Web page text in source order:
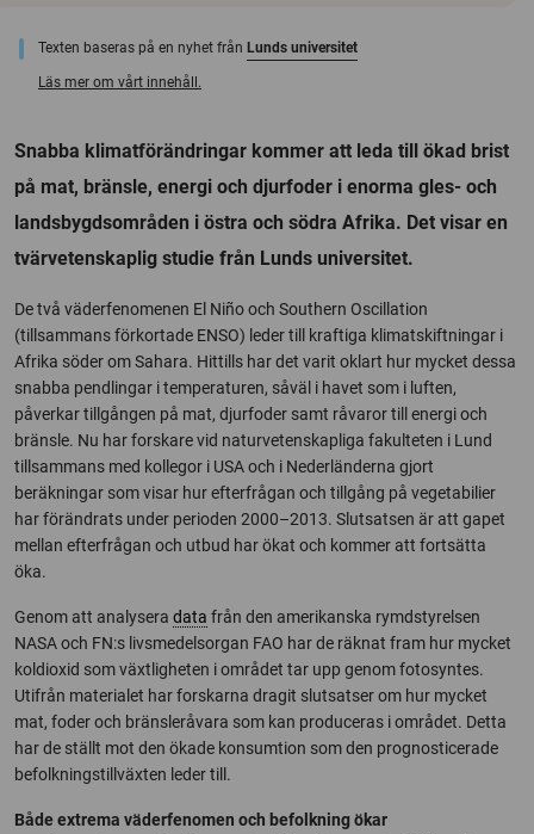
Texten baseras på en nyhet från Lunds universitet
Läs mer om vårt innehåll.
Snabba klimatförändringar kommer att leda till ökad brist
på mat, bränsle, energi och djurfoder i enorma gles- och
landsbygdsområden i östra och södra Afrika. Det visar en
tvärvetenskaplig studie från Lunds universitet.
De två väderfenomenen El Niño och Southern Oscillation
(tillsammans förkortade ENSO) leder till kraftiga klimatskiftningar i
Afrika söder om Sahara. Hittills har det varit oklart hur mycket dessa
snabba pendlingar i temperaturen, såväl i havet som i luften,
påverkar tillgången på mat, djurfoder samt råvaror till energi och
bränsle. Nu har forskare vid naturvetenskapliga fakulteten i Lund
tillsammans med kollegor i USA och i Nederländerna gjort
beräkningar som visar hur efterfrågan och tillgång på vegetabilier
har förändrats under perioden 2000–2013. Slutsatsen är att gapet
mellan efterfrågan och utbud har ökat och kommer att fortsätta
öka.
Genom att analysera data från den amerikanska rymdstyrelsen
NASA och FN:s livsmedelsorgan FAO har de räknat fram hur mycket
koldioxid som växtligheten i området tar upp genom fotosyntes.
Utifrån materialet har forskarna dragit slutsatser om hur mycket
mat, foder och bränsleråvara som kan produceras i området. Detta
har de ställt mot den ökade konsumtion som den prognosticerade
befolkningstillväxten leder till.
Både extrema väderfenomen och befolkning ökar